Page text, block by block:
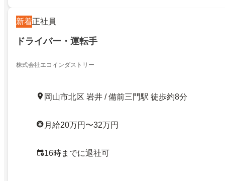
新着正社員
ドライバー・運転手
株式会社エコインダストリー
岡山市北区 岩井 / 備前三門駅 徒歩約8分
月給20万円〜32万円
16時までに退社可